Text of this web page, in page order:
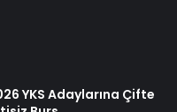
YKS Adaylarına Çifte